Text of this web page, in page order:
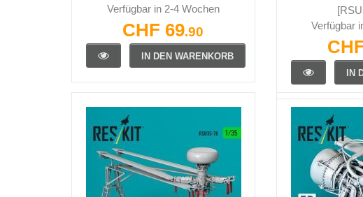
Verfügbar in 2-4 Wochen
CHF 69.90
IN DEN WARENKORB
Verfügbar
IN